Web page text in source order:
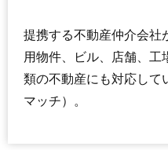
提携する不動産仲介会社
用物件、ビル、店舗、工
類の不動産にも対応して
マッチ）。